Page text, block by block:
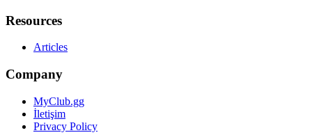
Resources
Articles
Company
MyClub.gg
İletişim
Privacy Policy